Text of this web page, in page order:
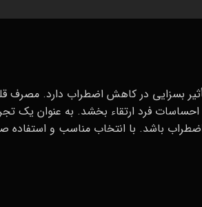
بسزایی در کاهش اضطراب دارد. مصرف
فرد ارتقاء بخشد. به عنوان یک
باشد. با انتخاب مناسب و استفاده